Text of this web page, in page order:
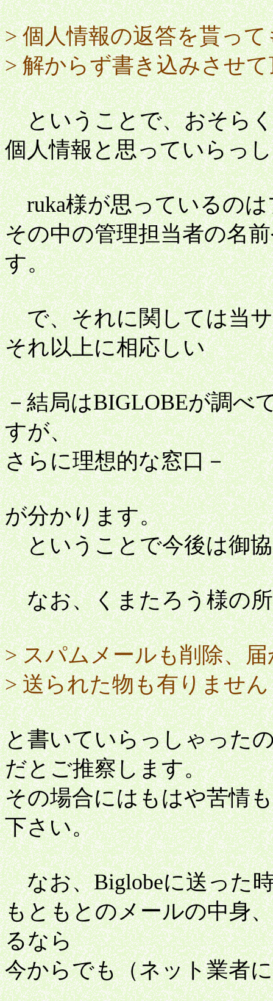
> 個人情報の返答を貰っ
> 解からず書き込みさせ
ということで、おそら
個人情報と思っていらっ
ruka様が思っているのは
その中の管理担当者の名
す。
で、それに関しては当サ
それ以上に相応しい
－結局はBIGLOBEが調べ
すが、
さらに理想的な窓口－
が分かります。
ということで今後は御協
なお、くまたろう様の
> スパムメールも削除、
> 送られた物も有りません
と書いていらっしゃった
だとご推察します。
その場合にはもはや苦情
下さい。
なお、Biglobeに送った
もともとのメールの中身
るなら
今からでも（ネット業者